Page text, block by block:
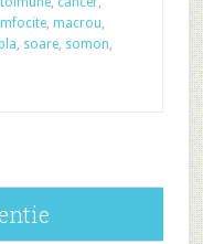
, macrou,
, soare, somon,